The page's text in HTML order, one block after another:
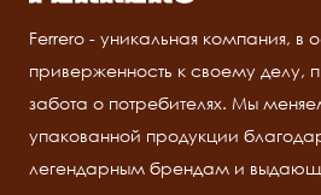
Ferrero - уникальная компания, в
приверженность к своему
забота о потребителях. Мы
упакованной продукции
легендарным брендам и